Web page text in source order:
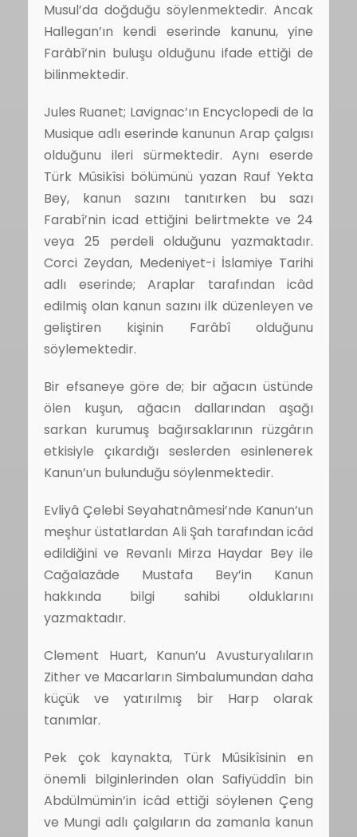
Musul’da doğduğu söylenmektedir. Ancak
Hallegan’ın kendi eserinde kanunu, yine
Farâbî’nin buluşu olduğunu ifade ettiği de
bilinmektedir.
Jules Ruanet; Lavignac’ın Encyclopedi de la
Musique adlı eserinde kanunun Arap çalgısı
olduğunu ileri sürmektedir. Aynı eserde
Türk Mûsikîsi bölümünü yazan Rauf Yekta
Bey, kanun sazını tanıtırken bu sazı
Farabî’nin icad ettiğini belirtmekte ve 24
veya 25 perdeli olduğunu yazmaktadır.
Corci Zeydan, Medeniyet-i İslamiye Tarihi
adlı eserinde; Araplar tarafından icâd
edilmiş olan kanun sazını ilk düzenleyen ve
geliştiren kişinin Farâbî olduğunu
söylemektedir.
Bir efsaneye göre de; bir ağacın üstünde
ölen kuşun, ağacın dallarından aşağı
sarkan kurumuş bağırsaklarının rüzgârın
etkisiyle çıkardığı seslerden esinlenerek
Kanun’un bulunduğu söylenmektedir.
Evliyâ Çelebi Seyahatnâmesi’nde Kanun’un
meşhur üstatlardan Ali Şah tarafından icâd
edildiğini ve Revanlı Mirza Haydar Bey ile
Cağalazâde Mustafa Bey’in Kanun
hakkında bilgi sahibi olduklarını
yazmaktadır.
Clement Huart, Kanun’u Avusturyalıların
Zither ve Macarların Simbalumundan daha
küçük ve yatırılmış bir Harp olarak
tanımlar.
Pek çok kaynakta, Türk Mûsikîsinin en
önemli bilginlerinden olan Safiyüddîn bin
Abdülmümin’in icâd ettiği söylenen Çeng
ve Mungi adlı çalgıların da zamanla kanun